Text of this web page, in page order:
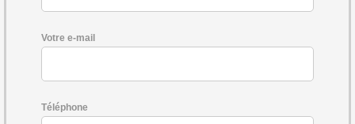
Votre e-mail
Téléphone